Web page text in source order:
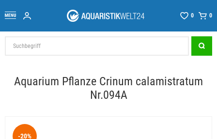
0 0
Aquarium Pflanze Crinum calamistratum
Nr.094A
-20%